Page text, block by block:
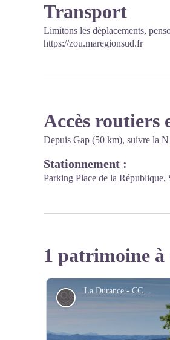
Transport
Limitons les déplacements,
https://zou.maregionsud.fr
Accès routiers
Depuis Gap (50 km), suivre la
Stationnement :
Parking Place de la République,
1 patrimoine
La Durance - CCSB
Eau et rivière